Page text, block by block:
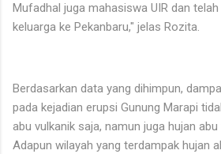
Mufadhal juga mahasiswa UIR dan
keluarga ke Pekanbaru," jelas Rozita.
Berdasarkan data yang dihimpun,
pada kejadian erupsi Gunung Marapi
abu vulkanik saja, namun juga hujan
Adapun wilayah yang terdampak hujan